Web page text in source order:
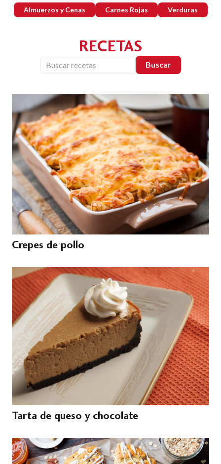
Almuerzos y Cenas Carnes Rojas Verduras
RECETAS
Buscar
Crepes de pollo
Tarta de queso y chocolate